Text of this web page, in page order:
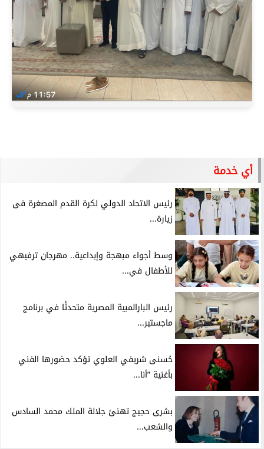
أي خدمة
رئيس الاتحاد الدولي لكرة القدم المصغرة فى
زيارة...
وسط أجواء مبهجة وإبداعية.. مهرجان ترفيهي
للأطفال في...
رئيس البارالمبية المصرية متحدثًا في برنامج
ماجستير...
حُسنى شريفي العلوي تؤكد حضورها الفني
بأغنية ”أنا...
بشرى حجيج تهنئ جلالة الملك محمد السادس
والشعب...